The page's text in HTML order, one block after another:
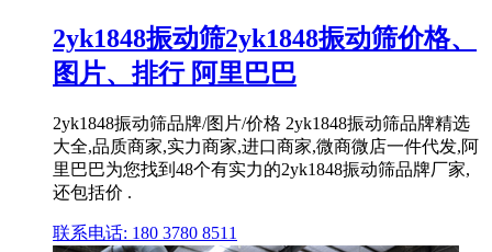
2yk1848振动筛2yk1848振动筛价格、
图片、排行 阿里巴巴
2yk1848振动筛品牌/图片/价格 2yk1848振动筛品牌精选
大全,品质商家,实力商家,进口商家,微商微店一件代发,阿
里巴巴为您找到48个有实力的2yk1848振动筛品牌厂家,
还包括价 .
联系电话: 180 3780 8511